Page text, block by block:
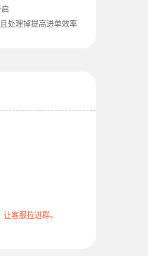
处理掉提高进单效率
客服拉进群。